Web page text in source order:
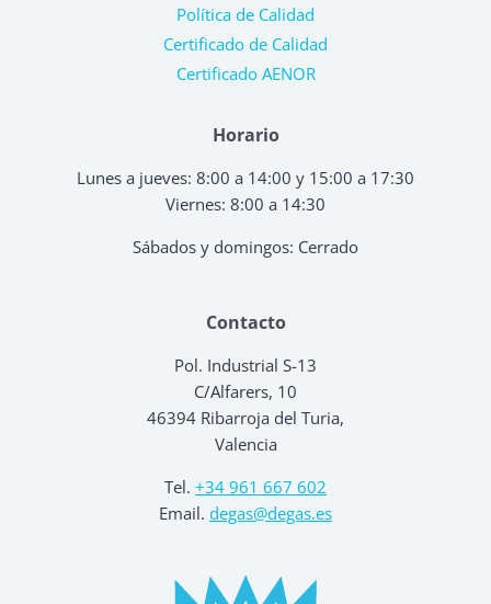
Contacto
Pol. Industrial S-13
C/Alfarers, 10
46394 Ribarroja del Turia,
Valencia
Tel. +34 961 667 602
Email. degas@degas.es
Horario
Lunes a jueves: 8:00 a 14:00 y 15:00 a 17:30
Viernes: 8:00 a 14:30
Sábados y domingos: Cerrado
Política de Calidad
Certificado de Calidad
Certificado AENOR